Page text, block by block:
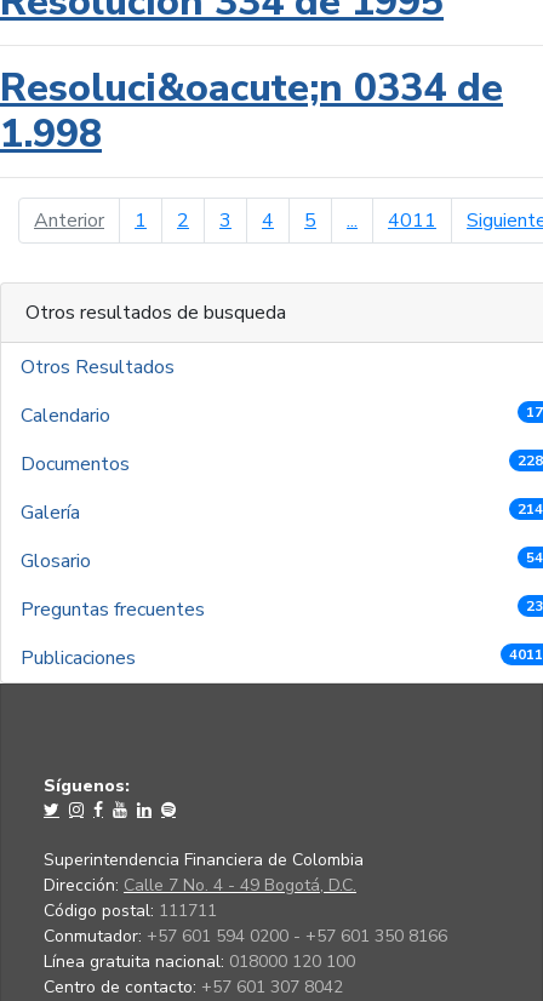
Resoluci&oacute;n 0334 de
1.998
Anteriorpágina anterior
1 2 3 4 5 ... 4011
Otros resultados de busqueda
Otros Resultados
Calendario
Documentos
Galería
Glosario
Preguntas frecuentes
Publicaciones
Síguenos:
Superintendencia Financiera de Colombia
Dirección: Calle 7 No. 4 - 49 Bogotá, D.C.
Código postal: 111711
Conmutador: +57 601 594 0200 - +57 601 350 8166
Línea gratuita nacional: 018000 120 100
Centro de contacto: +57 601 307 8042